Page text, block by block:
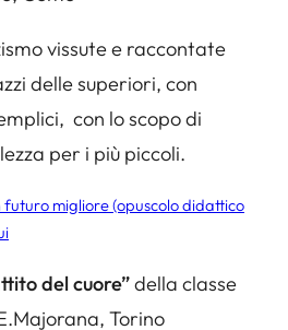
vissute e raccontate
delle superiori, con
con lo scopo di
per i più piccoli.
futuro migliore (opuscolo didattico
del cuore”della classe
Torino